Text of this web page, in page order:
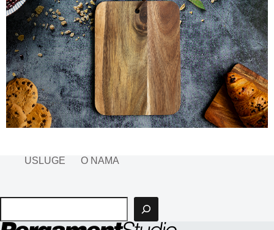
USLUGE O NAMA
Pretraga